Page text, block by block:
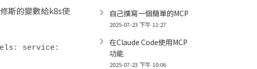
斯的變數給k8s使
service:
自己撰寫一個簡單的MCP
2025-07-23 下午 11:27
在Claude Code使用MCP
功能
2025-07-23 下午 10:06